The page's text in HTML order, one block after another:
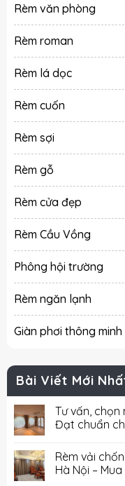
Rèm văn phòng
Rèm roman
Rèm lá dọc
Rèm cuốn
Rèm sợi
Rèm gỗ
Rèm cửa đẹp
Rèm Cầu Vồng
Phông hội trường
Rèm ngăn lạnh
Giàn phơi thông minh
Bài Viết Mới
Tư vấn,
Đạt chuẩn
Rèm vải
Hà Nội –